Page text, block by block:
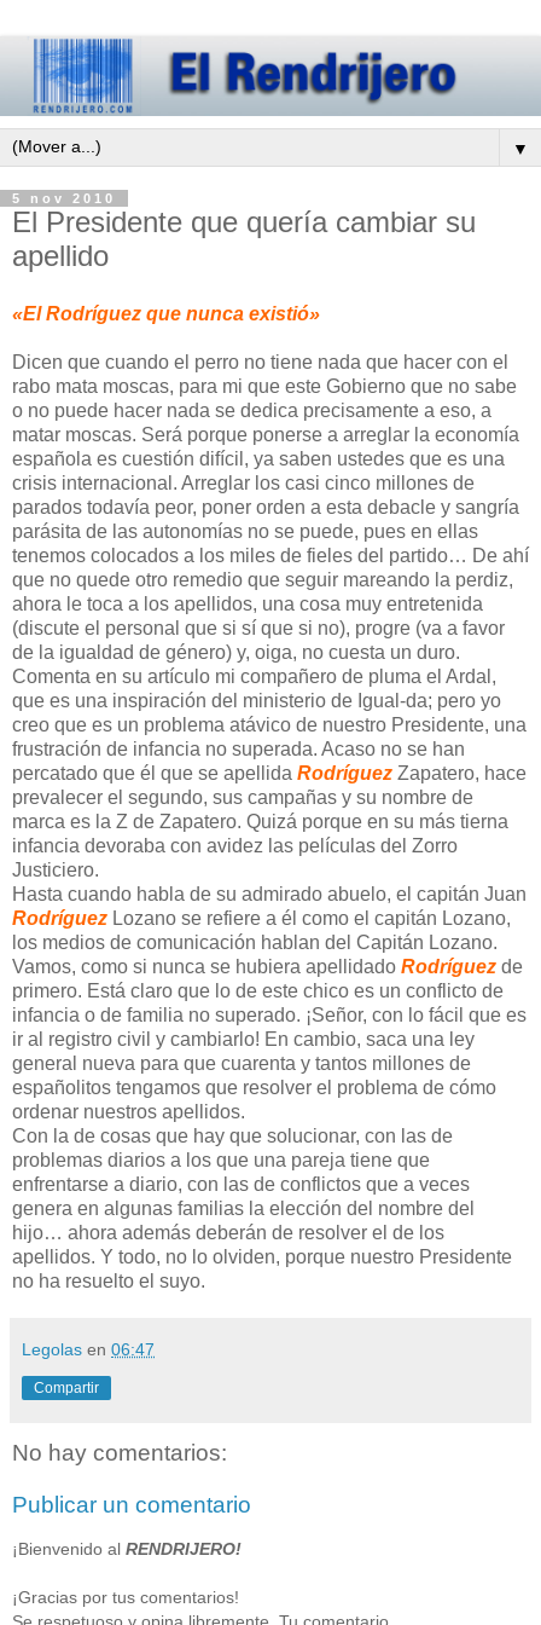
▼
5 nov 2010
El Presidente que quería cambiar su
apellido
«El Rodríguez que nunca existió»
Dicen que cuando el perro no tiene nada que hacer con el
rabo mata moscas, para mi que este Gobierno que no sabe
o no puede hacer nada se dedica precisamente a eso, a
matar moscas. Será porque ponerse a arreglar la economía
española es cuestión difícil, ya saben ustedes que es una
crisis internacional. Arreglar los casi cinco millones de
parados todavía peor, poner orden a esta debacle y sangría
parásita de las autonomías no se puede, pues en ellas
tenemos colocados a los miles de fieles del partido… De ahí
que no quede otro remedio que seguir mareando la perdiz,
ahora le toca a los apellidos, una cosa muy entretenida
(discute el personal que si sí que si no), progre (va a favor
de la igualdad de género) y, oiga, no cuesta un duro.
Comenta en su artículo mi compañero de pluma el Ardal,
que es una inspiración del ministerio de Igual-da; pero yo
creo que es un problema atávico de nuestro Presidente, una
frustración de infancia no superada. Acaso no se han
percatado que él que se apellida Rodríguez Zapatero, hace
prevalecer el segundo, sus campañas y su nombre de
marca es la Z de Zapatero. Quizá porque en su más tierna
infancia devoraba con avidez las películas del Zorro
Justiciero.
Hasta cuando habla de su admirado abuelo, el capitán Juan
Rodríguez Lozano se refiere a él como el capitán Lozano,
los medios de comunicación hablan del Capitán Lozano.
Vamos, como si nunca se hubiera apellidado Rodríguez de
primero. Está claro que lo de este chico es un conflicto de
infancia o de familia no superado. ¡Señor, con lo fácil que es
ir al registro civil y cambiarlo! En cambio, saca una ley
general nueva para que cuarenta y tantos millones de
españolitos tengamos que resolver el problema de cómo
ordenar nuestros apellidos.
Con la de cosas que hay que solucionar, con las de
problemas diarios a los que una pareja tiene que
enfrentarse a diario, con las de conflictos que a veces
genera en algunas familias la elección del nombre del
hijo… ahora además deberán de resolver el de los
apellidos. Y todo, no lo olviden, porque nuestro Presidente
no ha resuelto el suyo.
Legolas en 06:47
Compartir
No hay comentarios:
Publicar un comentario
¡Bienvenido al RENDRIJERO!
¡Gracias por tus comentarios!
Se respetuoso y opina libremente. Tu comentario